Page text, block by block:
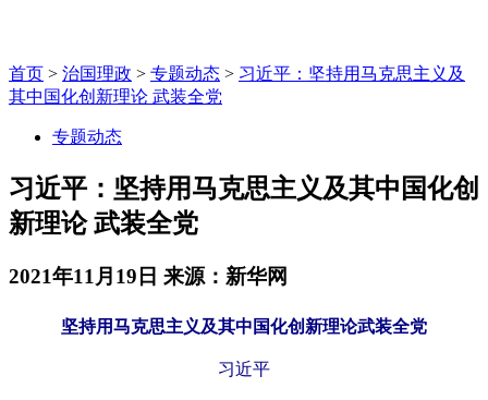
首页 > 治国理政 > 专题动态 > 习近平：坚持用马克思主义及
其中国化创新理论 武装全党
专题动态
习近平：坚持用马克思主义及其中国化创
新理论 武装全党
2021年11月19日 来源：新华网
坚持用马克思主义及其中国化创新理论武装全党
习近平